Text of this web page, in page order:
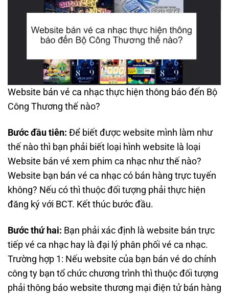
Website bán vé ca nhạc thực hiện thông báo đến Bộ
Công Thương thế nào?
Bước đầu tiên: Để biết được website mình làm như
thế nào thì bạn phải biết loại hình website là loại
Website bán vé xem phim ca nhạc như thế nào?
Website bạn bán vé ca nhạc có bán hàng trực tuyến
không? Nếu có thì thuộc đối tượng phải thực hiện
đăng ký với BCT. Kết thúc bước đầu.
Bước thứ hai: Bạn phải xác định là website bán trực
tiếp vé ca nhạc hay là đại lý phân phối vé ca nhạc.
Trường hợp 1: Nếu website của bạn bán vé do chính
công ty bạn tổ chức chương trình thì thuộc đối tượng
phải thông báo website thương mại điện tử bán hàng